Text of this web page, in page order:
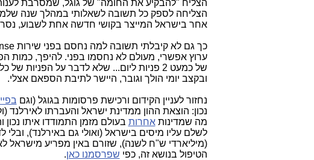
הצליח "להבקיע את החומה" של גוגל, שמסרבת
הצליחה לספק כל תשובה לשאלותי במהלך שנה
אחר בישראל המייצר בקושי חדשה אחת לשבוע, נסרק
כך גם לא קיבלתי תשובה למה נחסם בפני שירות Google AdSense. למותר לציין, שהיכולות, שבהם
ערוץ אפשרי, מעולם לא נחסמו בפני. להיפך, כמות
של כמעט 2 פניות ליום... שלא לדבר על הפניות של כל סוכני ומקדמי
ובקצב יומי הולך וגובר, היישר לתיבת הספאם אצלי.
נחזור לעניין הקידום ורכישת פרסומות בגוגל (וגם
נכון: הוצאת ההון ממדינת ישראל והעברתו
מה שמדינותאחרות בעולם מזמן התמודדו איתו
לשלם עליו מיסים בישראל (ואולי גם באירלנד),
(מיליארדי ש"ח לשנה), שזורם באין מפריע מישראל
הטיפול בנושא זה, כפי שפרסמנו כאן.